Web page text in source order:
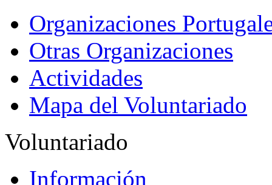
Organizaciones
Otras Organizaciones
Actividades
Mapa del Voluntariado
Voluntariado
Información